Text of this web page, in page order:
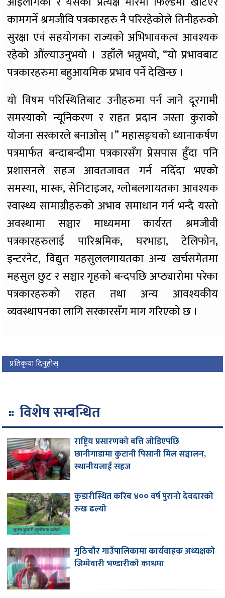
कामगर्ने श्रमजीवि पत्रकारहरु नै परिरहेकोले तिनीहरुको
सुरक्षा एवं सहयोगका राज्यको अभिभावकत्व आवश्यक
रहेको औंल्याउनुभयो । उहाँले भन्नुभयो, “यो प्रभावबाट
पत्रकारहरुमा बहुआयमिक प्रभाव पर्ने देखिन्छ ।
यो विषम परिस्थितिबाट उनीहरुमा पर्न जाने दूरगामी
समस्याको न्यूनिकरण र राहत प्रदान जस्ता कुराको
योजना सरकारले बनाओस् ।” महासङ्घको ध्यानाकर्षण
पत्रमार्फत बन्दाबन्दीमा पत्रकारसँग प्रेसपास हुँदा पनि
प्रशासनले सहज आवतजावत गर्न नदिँदा भएको
समस्या, मास्क, सेनिटाइजर, ग्लोबलगायतका आवश्यक
स्वास्थ्य सामाग्रीहरुको अभाव समाधान गर्न भन्दै यस्तो
अवस्थामा सञ्चार माध्यममा कार्यरत श्रमजीवी
पत्रकारहरुलाई पारिश्रमिक, घरभाडा, टेलिफोन,
इन्टरनेट, विद्युत महसुललगायतका अन्य खर्चसमेतमा
महसुल छुट र सञ्चार गृहको बन्दपछि अप्ठ्यारोमा परेका
पत्रकारहरुको राहत तथा अन्य आवश्यकीय
व्यवस्थापनका लागि सरकारसँग माग गरिएको छ ।
प्रतिकृया दिनुहोस्
विशेष सम्बन्धित
राष्ट्रिय प्रसारणकाे बत्ति जाेडिएपछि
छानीगाडामा कुटानी पिसानी मिल सञ्चालन,
स्थानीयलाई सहज
कुडारीस्थित करिब ४०० वर्ष पुरानो देवदारको
रुख ढल्यो
गुठिचौर गाउँपालिकामा कार्यवाहक अध्यक्षको
जिम्मेवारी भण्डारीकाे काधमा